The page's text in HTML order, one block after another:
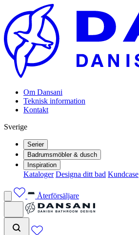
Om Dansani
Teknisk information
Kontakt
Sverige
Serier
Badrumsmöbler & dusch
Inspiration
Kataloger Designa ditt bad Kundcase
Återförsäljare